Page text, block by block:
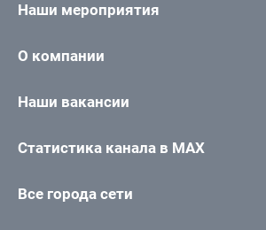
Наши мероприятия
О компании
Наши вакансии
Статистика канала в MAX
Все города сети